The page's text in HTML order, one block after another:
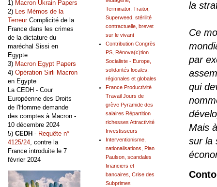
la
Ce
par
qui
Mais
sur la
Terminator, Traitor,
Superweed, stérilité
contractuelle, brevet
sur le vivant
Contribution Congrès
PS, Rénova(c)tion
Socialiste - Europe,
solidarités locales,
régionales et globales
France Productivité
Travail Jours de
grève Pyramide des
salaires Répartition
richesses Attractivité
Investisseurs
Interventionisme,
nationalisations, Plan
Paulson, scandales
financiers et
bancaires, Crise des
Subprimes
1) Macron Ukrain Papers
2) Les Mémos de la
TerreurComplicité de la
France dans les crimes
de la dictature du
maréchal Sissi en
Egypte
3) Macron Egypt Papers
4) Opération Sirli Macron
en Egypte
La CEDH - Cour
Européenne des Droits
de l'Homme demande
des comptes à Macron -
10 décembre 2024
5) CEDH - Requête n°
4125/24, contre la
France introduite le 7
février 2024